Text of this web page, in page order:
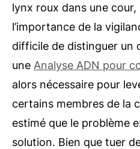
lynx roux dans une cour,
l’importance de la
difficile de distinguer un
une Analyse ADN pour
alors nécessaire pour
certains membres de la
estimé que le problème
solution. Bien que tuer